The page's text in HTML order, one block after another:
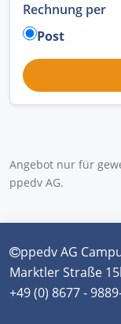
Rechnung per
Post
Angebot nur für
ppedv AG.
ppedv AG
Marktler Straße
+49 (0) 8677 -